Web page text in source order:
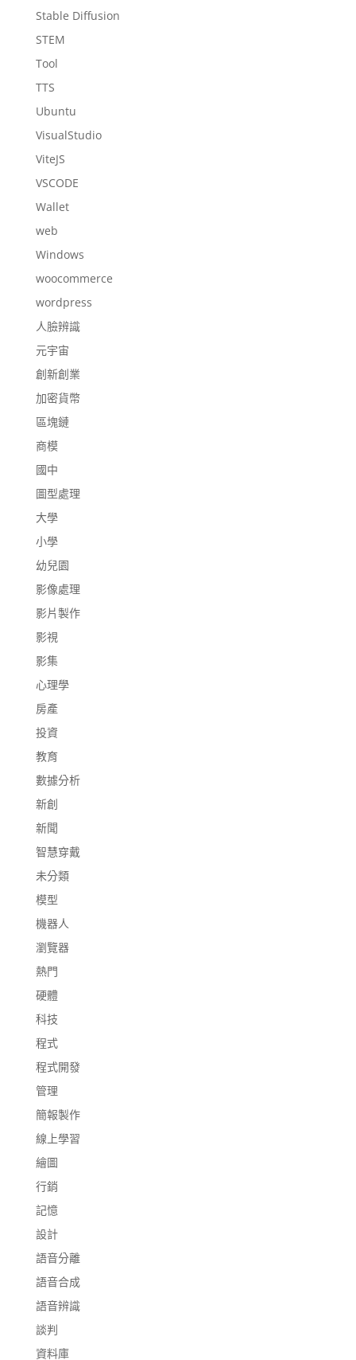
Stable Diffusion
STEM
Tool
TTS
Ubuntu
VisualStudio
ViteJS
VSCODE
Wallet
web
Windows
woocommerce
wordpress
人臉辨識
元宇宙
創新創業
加密貨幣
區塊鏈
商模
國中
圖型處理
大學
小學
幼兒園
影像處理
影片製作
影視
影集
心理學
房產
投資
教育
數據分析
新創
新聞
智慧穿戴
未分類
模型
機器人
瀏覽器
熱門
硬體
科技
程式
程式開發
管理
簡報製作
線上學習
繪圖
行銷
記憶
設計
語音分離
語音合成
語音辨識
談判
資料庫